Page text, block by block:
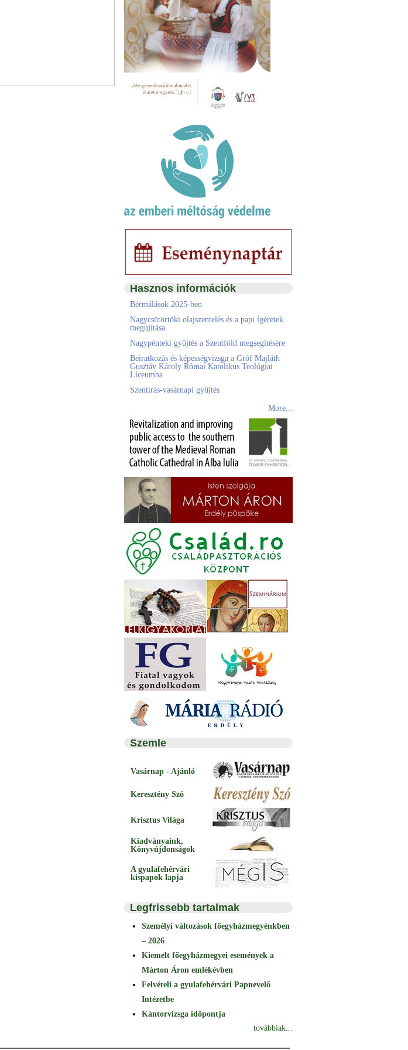
Hasznos információk
Bérmálások 2025-ben
Nagycsütörtöki olajszentelés és a papi ígéretek
megújítása
Nagypénteki gyűjtés a Szentföld megsegítésére
Beiratkozás és képességvizsga a Gróf Majláth
Gusztáv Károly Római Katolikus Teológiai
Líceumba
Szentírás-vasárnapi gyűjtés
More...
Szemle
Vasárnap - Ajánló
Keresztény Szó
Krisztus Világa
Kiadványaink,
Könyvújdonságok
A gyulafehérvári
kispapok lapja
Legfrissebb tartalmak
Személyi változások főegyházmegyénkben
– 2026
Kiemelt főegyházmegyei események a
Márton Áron emlékévben
Felvételi a gyulafehérvári Papnevelő
Intézetbe
Kántorvizsga időpontja
továbbiak...